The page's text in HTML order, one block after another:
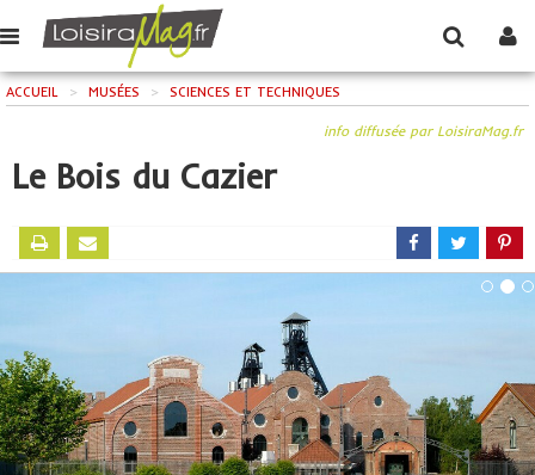
ACCUEIL > MUSÉES > SCIENCES ET TECHNIQUES
info diffusée par LoisiraMag.fr
Le Bois du Cazier